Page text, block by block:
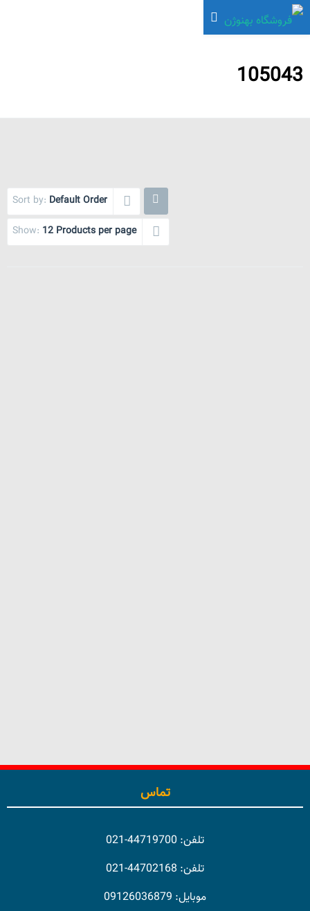
105043
Sort by: Default Order
Show: 12 Products per page
تماس
تلفن: 44719700-021
تلفن: 44702168-021
موبایل: 09126036879